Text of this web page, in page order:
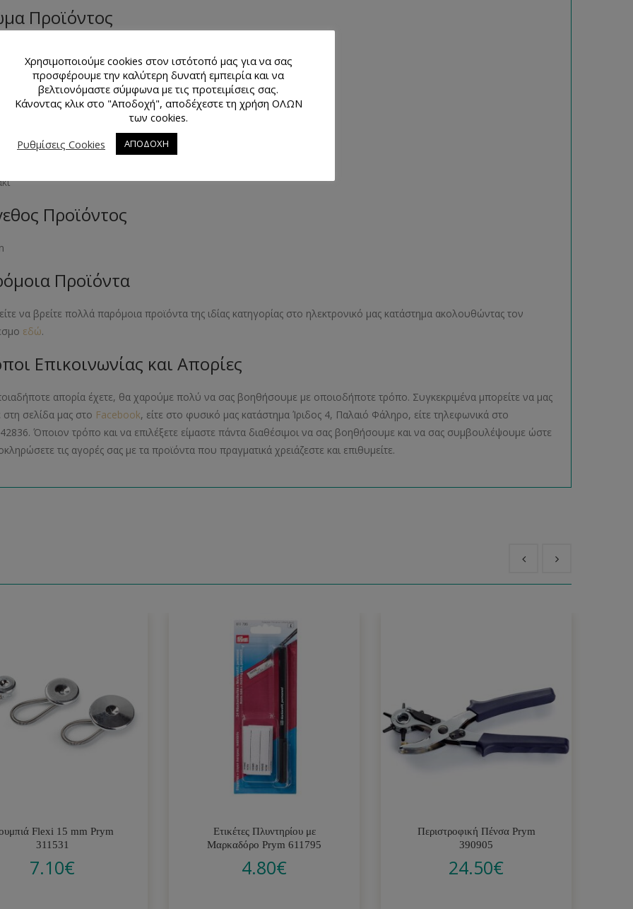
Προϊόντος
Τεμαχίων Προϊόντος
Προϊόντος
Προϊόντος
Προϊόντα
να βρείτε πολλά παρόμοια προϊόντα της ιδίας κατηγορίας στο ηλεκτρονικό μας κατάστημα ακολουθώντας τον
εδώ.
Επικοινωνίας και Απορίες
απορία έχετε, θα χαρούμε πολύ να σας βοηθήσουμε με οποιοδήποτε τρόπο. Συγκεκριμένα μπορείτε να μας
στη σελίδα μας στο Facebook, είτε στο φυσικό μας κατάστημα Ίριδος 4, Παλαιό Φάληρο, είτε τηλεφωνικά στο
Όποιον τρόπο και να επιλέξετε είμαστε πάντα διαθέσιμοι να σας βοηθήσουμε και να σας συμβουλέψουμε ώστε
τις αγορές σας με τα προϊόντα που πραγματικά χρειάζεστε και επιθυμείτε.
Flexi 15 mm Prym
311531
7.10€
Ετικέτες Πλυντηρίου με
Μαρκαδόρο Prym 611795
4.80€
Περιστροφική Πένσα Prym
390905
24.50€
Χρησιμοποιούμε cookies στον ιστότοπό μας για να σας
προσφέρουμε την καλύτερη δυνατή εμπειρία και να
βελτιονόμαστε σύμφωνα με τις προτειμίσεις σας.
Κάνοντας κλικ στο "Αποδοχή", αποδέχεστε τη χρήση ΟΛΩΝ
των cookies.
Ρυθμίσεις Cookies
ΑΠΟΔΟΧΗ